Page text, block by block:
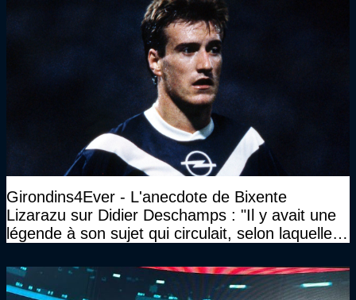
Girondins4Ever - L'anecdote de Bixente
Lizarazu sur Didier Deschamps : "Il y avait une
légende à son sujet qui circulait, selon laquelle il